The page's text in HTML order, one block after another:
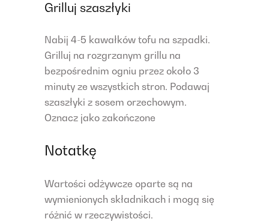
Grilluj szaszłyki
Nabij 4-5 kawałków tofu na szpadki.
Grilluj na rozgrzanym grillu na
bezpośrednim ogniu przez około 3
minuty ze wszystkich stron. Podawaj
szaszłyki z sosem orzechowym.
Oznacz jako zakończone
Notatkę
Wartości odżywcze oparte są na
wymienionych składnikach i mogą się
różnić w rzeczywistości.